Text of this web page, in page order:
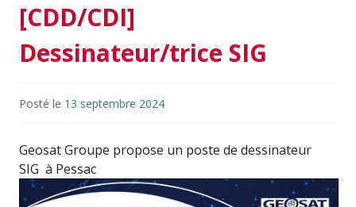
[CDD/CDI]
Dessinateur/trice SIG
Posté le 13 septembre 2024
Geosat Groupe propose un poste de dessinateur
SIG à Pessac